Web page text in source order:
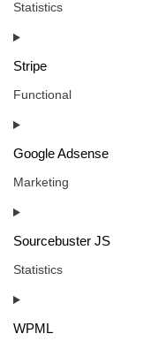
Statistics
Stripe
Functional
Google Adsense
Marketing
Sourcebuster JS
Statistics
WPML